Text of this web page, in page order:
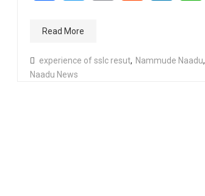
Read More
experience of sslc resut, Nammude Naadu,
Naadu News